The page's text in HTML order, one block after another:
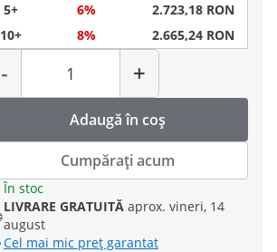
5+
6%
2.723,18 RON
10+
8% 2.665,24 RON
-
Cantitate
+
Adaugă în coș
Cumpărați acum
În stoc
LIVRARE GRATUITĂ aprox. vineri, 14
august
Cel mai mic preț garantat